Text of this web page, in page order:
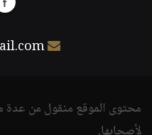
محتوى الموقع منقول من